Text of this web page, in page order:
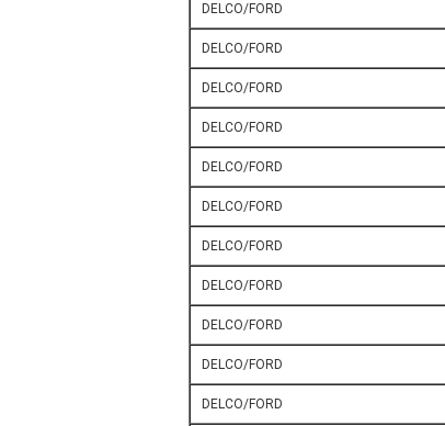
DELCO/FORD
DELCO/FORD
DELCO/FORD
DELCO/FORD
DELCO/FORD
DELCO/FORD
DELCO/FORD
DELCO/FORD
DELCO/FORD
DELCO/FORD
DELCO/FORD